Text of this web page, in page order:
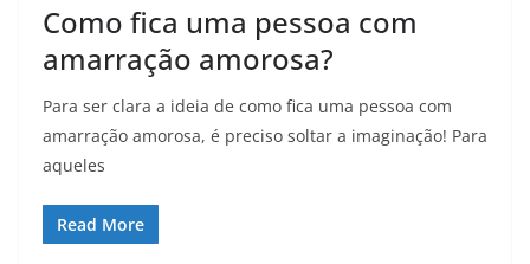
Como fica uma pessoa com
amarração amorosa?
Para ser clara a ideia de como fica uma pessoa com
amarração amorosa, é preciso soltar a imaginação! Para
aqueles
Read More